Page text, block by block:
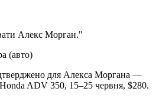
Алекс Морган."
(авто)
для Алекса Моргана —
ADV 350, 15–25 червня, $280.